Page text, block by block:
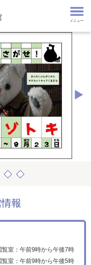
メニュー
報
覧室：午前9時から午後7時
覧室：午前9時から午後5時